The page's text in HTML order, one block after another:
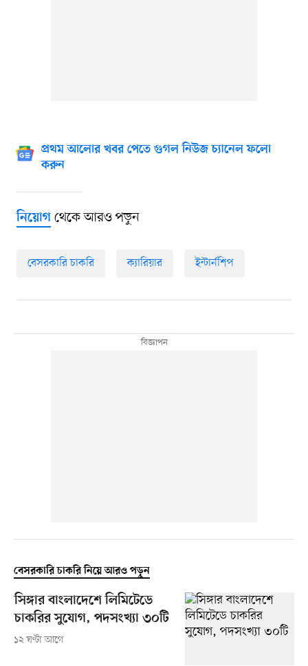
প্রথম আলোর খবর পেতে গুগল নিউজ চ্যানেল ফলো
করুন
নিয়োগথেকে আরও পড়ুন
বেসরকারি চাকরি ক্যারিয়ার ইন্টার্নশিপ
বেসরকারি চাকরি নিয়ে আরও পড়ুন
সিঙ্গার বাংলাদেশে লিমিটেডে
চাকরির সুযোগ, পদসংখ্যা ৩০টি
১২ ঘণ্টা আগে